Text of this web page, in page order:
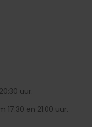
uur.
17:30 en 21:00 uur.